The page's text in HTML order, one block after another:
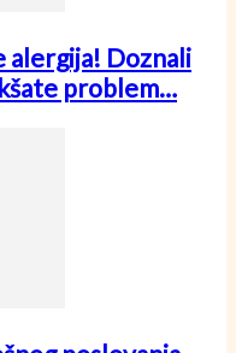
alergija! Doznali
problem…